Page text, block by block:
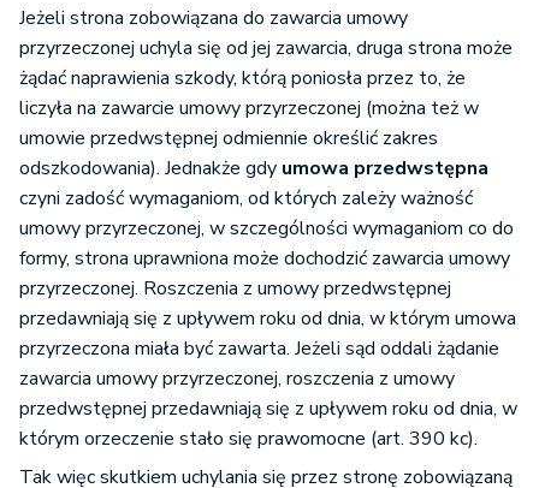
Jeżeli strona zobowiązana do zawarcia umowy
przyrzeczonej uchyla się od jej zawarcia, druga strona może
żądać naprawienia szkody, którą poniosła przez to, że
liczyła na zawarcie umowy przyrzeczonej (można też w
umowie przedwstępnej odmiennie określić zakres
odszkodowania). Jednakże gdy umowa przedwstępna
czyni zadość wymaganiom, od których zależy ważność
umowy przyrzeczonej, w szczególności wymaganiom co do
formy, strona uprawniona może dochodzić zawarcia umowy
przyrzeczonej. Roszczenia z umowy przedwstępnej
przedawniają się z upływem roku od dnia, w którym umowa
przyrzeczona miała być zawarta. Jeżeli sąd oddali żądanie
zawarcia umowy przyrzeczonej, roszczenia z umowy
przedwstępnej przedawniają się z upływem roku od dnia, w
którym orzeczenie stało się prawomocne (art. 390 kc).
Tak więc skutkiem uchylania się przez stronę zobowiązaną